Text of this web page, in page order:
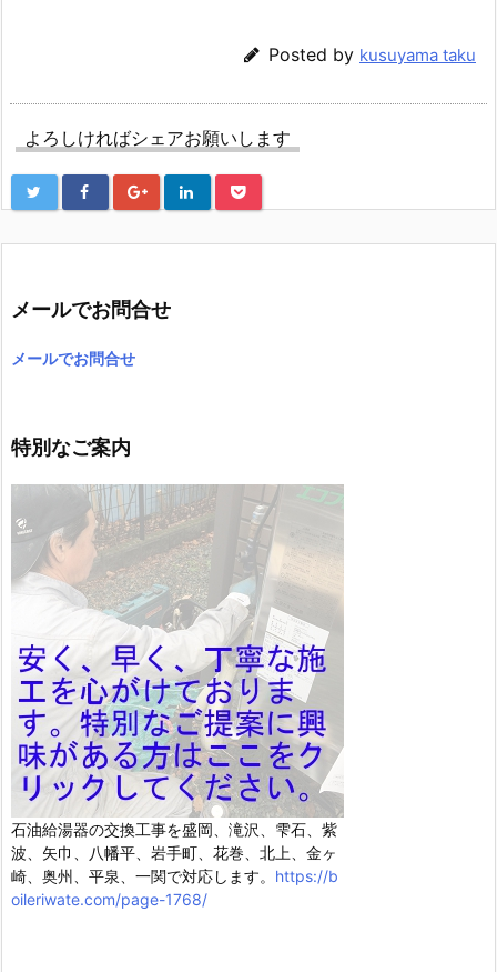
Posted by kusuyama taku
よろしければシェアお願いします
メールでお問合せ
メールでお問合せ
特別なご案内
石油給湯器の交換工事を盛岡、滝沢、雫石、紫
波、矢巾、八幡平、岩手町、花巻、北上、金ヶ
崎、奥州、平泉、一関で対応します。 https://b
oileriwate.com/page-1768/